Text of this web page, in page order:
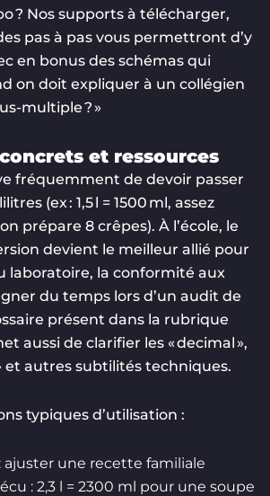
? Nos supports à télécharger,
pas à pas vous permettront d’y
en bonus des schémas qui
on doit expliquer à un collégien
multiple ? »
concrets et ressources
fréquemment de devoir passer
(ex : 1,5 l = 1500 ml, assez
prépare 8 crêpes). À l’école, le
devient le meilleur allié pour
laboratoire, la conformité aux
du temps lors d’un audit de
présent dans la rubrique
aussi de clarifier les « decimal »,
et autres subtilités techniques.
typiques d’utilisation :
ajuster une recette familiale
: 2,3 l = 2300 ml pour une soupe